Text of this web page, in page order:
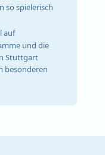
so spielerisch
auf
und die
Stuttgart
besonderen